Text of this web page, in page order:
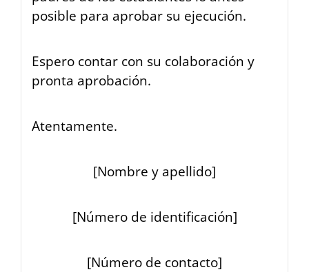
posible para aprobar su ejecución.
Espero contar con su colaboración y
pronta aprobación.
Atentamente.
[Nombre y apellido]
[Número de identificación]
[Número de contacto]